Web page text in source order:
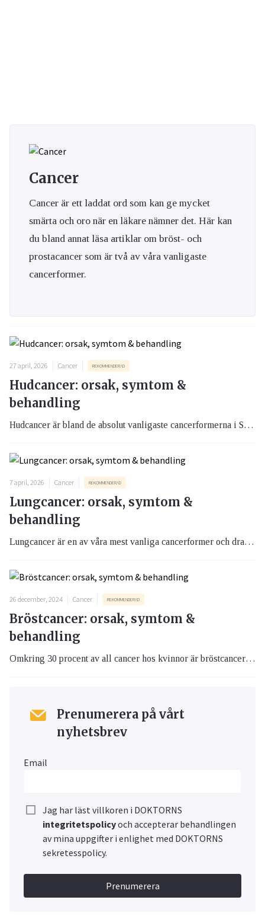
Cancer
Cancer är ett laddat ord som kan ge mycket
smärta och oro när en läkare nämner det. Här kan
du bland annat läsa artiklar om bröst- och
prostacancer som är två av våra vanligaste
cancerformer.
27 april, 2026 Cancer REKOMMENDERAD
Hudcancer: orsak, symtom &
behandling
Hudcancer är bland de absolut vanligaste cancerformerna i Sverige. Det finns flera olika typer av hudcancer som är olika farliga. Gemensamt är att de i stor utsträckning hänger ihop med solexponering. I den här artikeln går vi igenom de vanligaste typerna av hudcancer och dess orsaker.
7 april, 2026 Cancer REKOMMENDERAD
Lungcancer: orsak, symtom &
behandling
Lungcancer är en av våra mest vanliga cancerformer och drabbar varje år ett stort antal svenskar. I den här artikeln berättar vi mer om orsaker, behandling och ny forskning som ger hopp till dig som drabbats av lungcancer.
26 december, 2024 Cancer REKOMMENDERAD
Bröstcancer: orsak, symtom &
behandling
Omkring 30 procent av all cancer hos kvinnor är bröstcancer och ungefär 8000 kvinnor insjuknar varje år i Sverige. Bröstcancer är den vanligaste formen av cancer hos kvinnor. Här kan du bland annat läsa om vilka tecken man ska vara uppmärksam på, vart man kan vända sig om man misstänker bröstcancer och vad man som anhörig kan tänka på.
Prenumerera på vårt
nyhetsbrev
Email
Jag har läst villkoren i DOKTORNS
integritetspolicyoch accepterar behandlingen
av mina uppgifter i enlighet med DOKTORNS
sekretesspolicy.
Prenumerera